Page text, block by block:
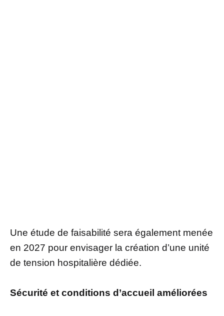
Une étude de faisabilité sera également menée
en 2027 pour envisager la création d’une unité
de tension hospitalière dédiée.
Sécurité et conditions d’accueil améliorées